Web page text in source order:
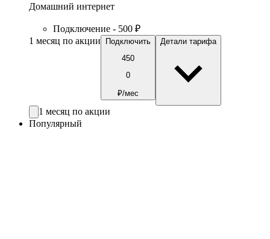
Домашний интернет
Подключение - 500 ₽
1 месяц по акции
Подключить
450
0
₽/мес
Детали тарифа
1 месяц по акции
Популярный